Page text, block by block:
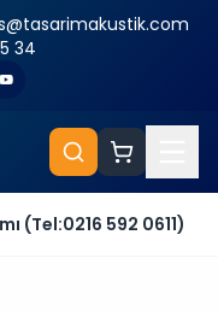
34
(Tel:0216 592 0611)